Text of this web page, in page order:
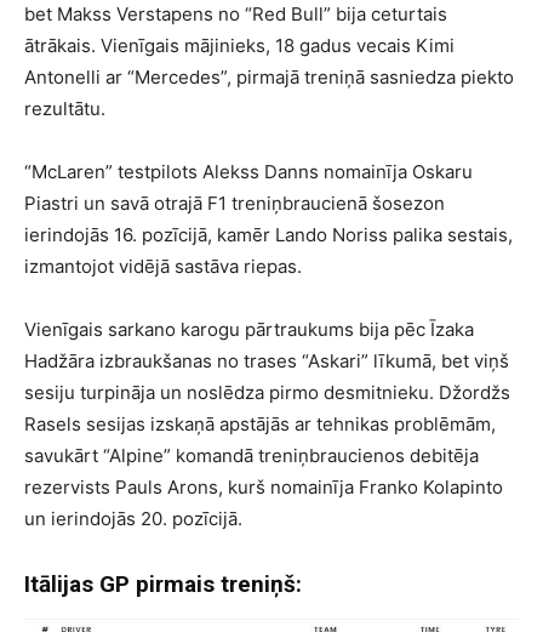
bet Makss Verstapens no “Red Bull” bija ceturtais
ātrākais. Vienīgais mājinieks, 18 gadus vecais Kimi
Antonelli ar “Mercedes”, pirmajā treniņā sasniedza piekto
rezultātu.
“McLaren” testpilots Alekss Danns nomainīja Oskaru
Piastri un savā otrajā F1 treniņbraucienā šosezon
ierindojās 16. pozīcijā, kamēr Lando Noriss palika sestais,
izmantojot vidējā sastāva riepas.
Vienīgais sarkano karogu pārtraukums bija pēc Īzaka
Hadžāra izbraukšanas no trases “Askari” līkumā, bet viņš
sesiju turpināja un noslēdza pirmo desmitnieku. Džordžs
Rasels sesijas izskaņā apstājās ar tehnikas problēmām,
savukārt “Alpine” komandā treniņbraucienos debitēja
rezervists Pauls Arons, kurš nomainīja Franko Kolapinto
un ierindojās 20. pozīcijā.
Itālijas GP pirmais treniņš: